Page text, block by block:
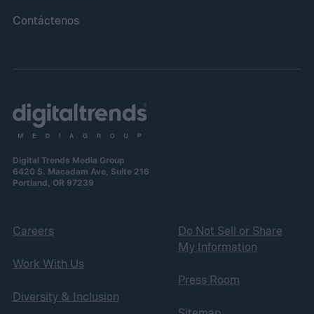
Contáctenos
Digital Trends Media Group
6420 S. Macadam Ave, Suite 216
Portland, OR 97239
Careers
Work With Us
Diversity & Inclusion
Do Not Sell or Share
My Information
Press Room